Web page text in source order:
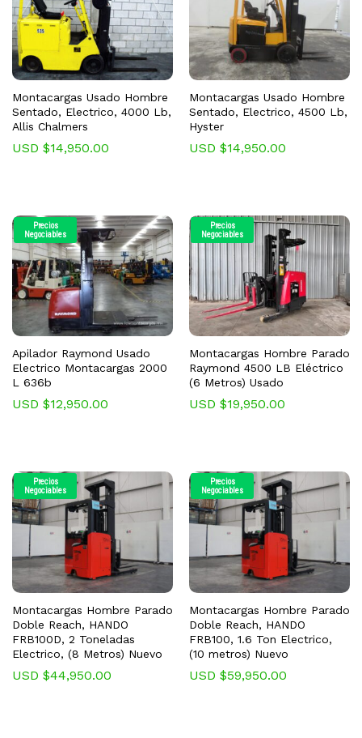
Montacargas Usado Hombre
Sentado, Electrico, 4000 Lb,
Allis Chalmers
USD $14,950.00
Montacargas Usado Hombre
Sentado, Electrico, 4500 Lb,
Hyster
USD $14,950.00
Precios
Negociables
Apilador Raymond Usado
Electrico Montacargas 2000
L 636b
USD $12,950.00
Precios
Negociables
Montacargas Hombre Parado
Raymond 4500 LB Eléctrico
(6 Metros) Usado
USD $19,950.00
Precios
Negociables
Montacargas Hombre Parado
Doble Reach, HANDO
FRB100D, 2 Toneladas
Electrico, (8 Metros) Nuevo
USD $44,950.00
Precios
Negociables
Montacargas Hombre Parado
Doble Reach, HANDO
FRB100, 1.6 Ton Electrico,
(10 metros) Nuevo
USD $59,950.00